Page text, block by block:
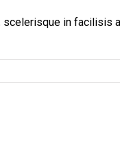
in facilisis